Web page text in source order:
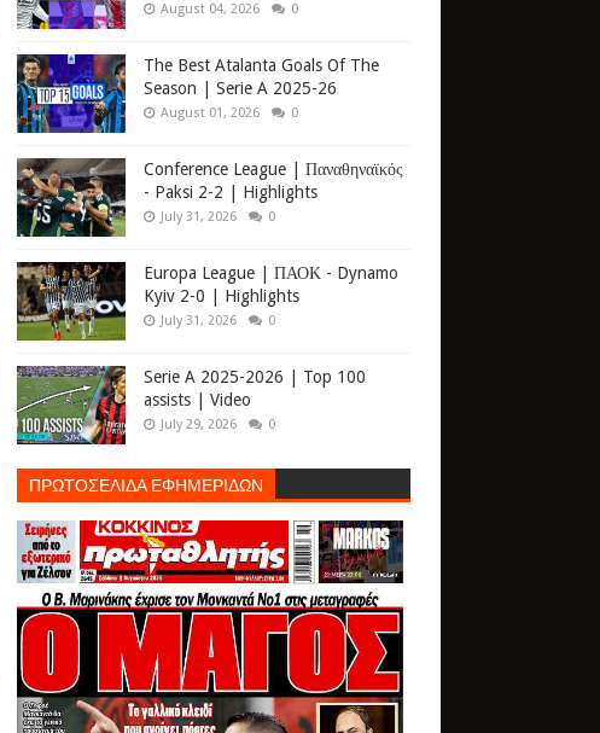
August 04, 2026 0
The Best Atalanta Goals Of The
Season | Serie A 2025-26
August 01, 2026 0
Conference League | Παναθηναϊκός
- Paksi 2-2 | Highlights
July 31, 2026 0
Europa League | ΠΑΟΚ - Dynamo
Kyiv 2-0 | Highlights
July 31, 2026 0
Serie A 2025-2026 | Top 100
assists | Video
July 29, 2026 0
ΠΡΩΤΟΣΕΛΙΔΑ ΕΦΗΜΕΡΙΔΩΝ